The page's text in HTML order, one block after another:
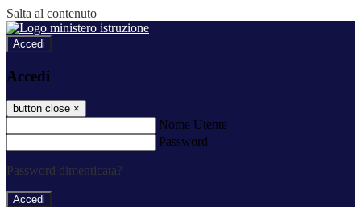
Salta al contenuto
Accedi
Accedi
button close ×
Nome Utente
Password
Password dimenticata?